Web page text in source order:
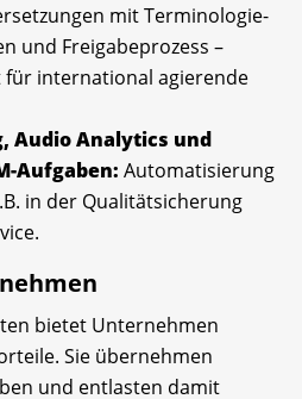
mit Terminologie-
und Freigabeprozess –
für international agierende
Audio Analytics und
Aufgaben: Automatisierung
in der Qualitätsicherung
bietet Unternehmen
Sie übernehmen
und entlasten damit